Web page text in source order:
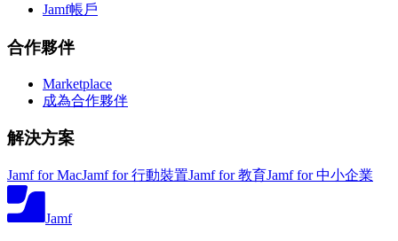
Jamf帳戶
合作夥伴
Marketplace
成為合作夥伴
解決方案
Jamf for MacJamf for 行動裝置Jamf for 教育Jamf for 中小企業
Jamf